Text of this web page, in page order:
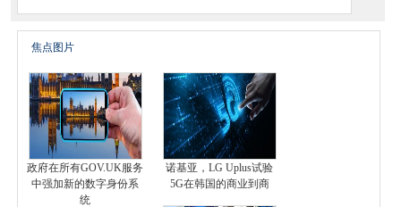
焦点图片
政府在所有GOV.UK服务
中强加新的数字身份系
统
诺基亚，LG Uplus试验
5G在韩国的商业到商